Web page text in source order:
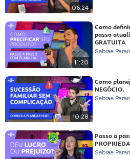
06:24
11:20
Como
passo
GRATUITA
Sebrae
10:28
Como
NEGÓCIO.
Sebrae
Passo a
Sebrae